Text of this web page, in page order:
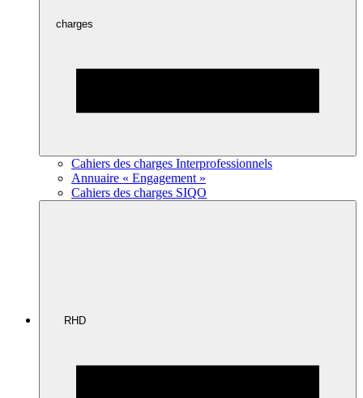
charges
Cahiers des charges Interprofessionnels
Annuaire « Engagement »
Cahiers des charges SIQO
RHD